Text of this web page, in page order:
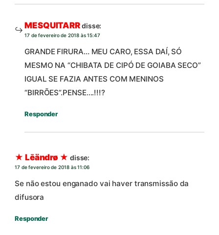
MESQUITARRdisse:
17 de fevereiro de 2018 às 15:47
GRANDE FIRURA… MEU CARO, ESSA DAÍ, SÓ
MESMO NA “CHIBATA DE CIPÓ DE GOIABA SECO”
IGUAL SE FAZIA ANTES COM MENINOS
“BIRRÕES”.PENSE….!!!?
Responder
★ Lēändrø ★ disse:
17 de fevereiro de 2018 às 11:06
Se não estou enganado vai haver transmissão da
difusora
Responder